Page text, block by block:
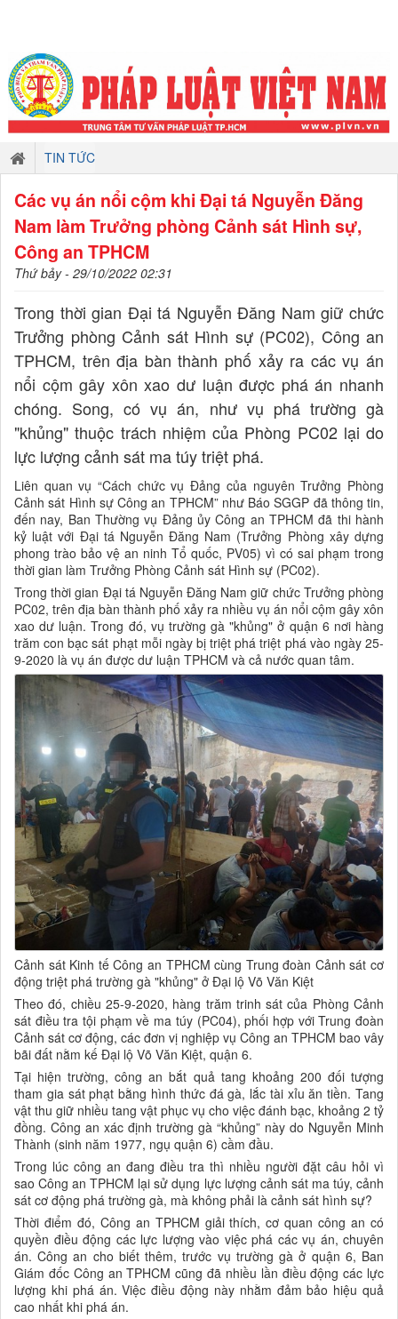
TIN TỨC
Các vụ án nổi cộm khi Đại tá Nguyễn Đăng
Nam làm Trưởng phòng Cảnh sát Hình sự,
Công an TPHCM
Thứ bảy - 29/10/2022 02:31
Trong thời gian Đại tá Nguyễn Đăng Nam giữ chức
Trưởng phòng Cảnh sát Hình sự (PC02), Công an
TPHCM, trên địa bàn thành phố xảy ra các vụ án
nổi cộm gây xôn xao dư luận được phá án nhanh
chóng. Song, có vụ án, như vụ phá trường gà
"khủng" thuộc trách nhiệm của Phòng PC02 lại do
lực lượng cảnh sát ma túy triệt phá.
Liên quan vụ “Cách chức vụ Đảng của nguyên Trưởng Phòng
Cảnh sát Hình sự Công an TPHCM” như Báo SGGP đã thông tin,
đến nay, Ban Thường vụ Đảng ủy Công an TPHCM đã thi hành
kỷ luật với Đại tá Nguyễn Đăng Nam (Trưởng Phòng xây dựng
phong trào bảo vệ an ninh Tổ quốc, PV05) vì có sai phạm trong
thời gian làm Trưởng Phòng Cảnh sát Hình sự (PC02).
Trong thời gian Đại tá Nguyễn Đăng Nam giữ chức Trưởng phòng
PC02, trên địa bàn thành phố xảy ra nhiều vụ án nổi cộm gây xôn
xao dư luận. Trong đó, vụ trường gà "khủng" ở quận 6 nơi hàng
trăm con bạc sát phạt mỗi ngày bị triệt phá triệt phá vào ngày 25-
9-2020 là vụ án được dư luận TPHCM và cả nước quan tâm.
Cảnh sát Kinh tế Công an TPHCM cùng Trung đoàn Cảnh sát cơ
động triệt phá trường gà "khủng" ở Đại lộ Võ Văn Kiệt
Theo đó, chiều 25-9-2020, hàng trăm trinh sát của Phòng Cảnh
sát điều tra tội phạm về ma túy (PC04), phối hợp với Trung đoàn
Cảnh sát cơ động, các đơn vị nghiệp vụ Công an TPHCM bao vây
bãi đất nằm kế Đại lộ Võ Văn Kiệt, quận 6.
Tại hiện trường, công an bắt quả tang khoảng 200 đối tượng
tham gia sát phạt bằng hình thức đá gà, lắc tài xỉu ăn tiền. Tang
vật thu giữ nhiều tang vật phục vụ cho việc đánh bạc, khoảng 2 tỷ
đồng. Công an xác định trường gà “khủng” này do Nguyễn Minh
Thành (sinh năm 1977, ngụ quận 6) cầm đầu.
Trong lúc công an đang điều tra thì nhiều người đặt câu hỏi vì
sao Công an TPHCM lại sử dụng lực lượng cảnh sát ma túy, cảnh
sát cơ động phá trường gà, mà không phải là cảnh sát hình sự?
Thời điểm đó, Công an TPHCM giải thích, cơ quan công an có
quyền điều động các lực lượng vào việc phá các vụ án, chuyên
án. Công an cho biết thêm, trước vụ trường gà ở quận 6, Ban
Giám đốc Công an TPHCM cũng đã nhiều lần điều động các lực
lượng khi phá án. Việc điều động này nhằm đảm bảo hiệu quả
cao nhất khi phá án.